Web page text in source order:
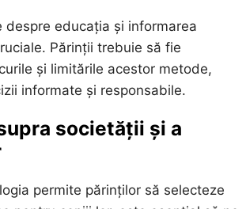
despre educația și informarea
Părinții trebuie să fie
și limitările acestor metode,
informate și responsabile.
societății și a
permite părinților să selecteze